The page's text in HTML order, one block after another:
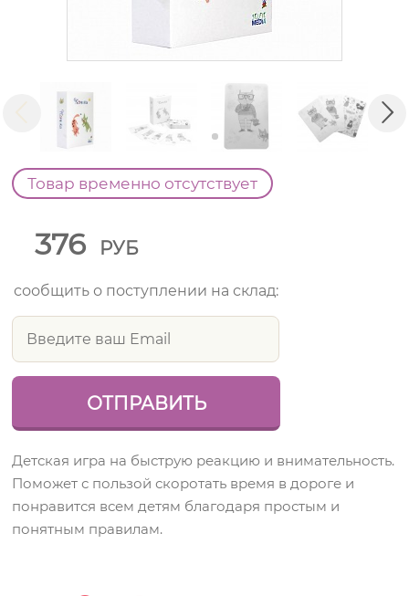
Товар временно отсутствует
376 РУБ
сообщить о поступлении на склад:
Детская игра на быструю реакцию и внимательность.
Поможет с пользой скоротать время в дороге и
понравится всем детям благодаря простым и
понятным правилам.